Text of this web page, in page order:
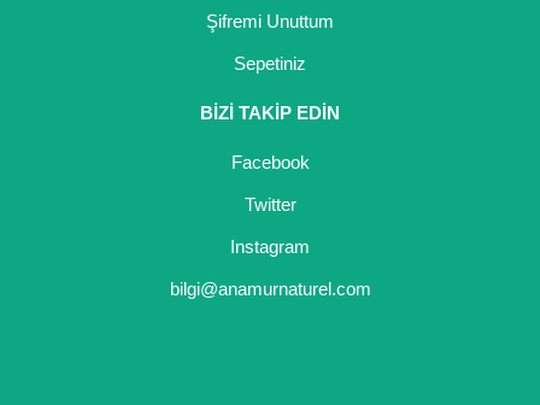
Şifremi Unuttum
Sepetiniz
BİZİ TAKİP EDİN
Facebook
Twitter
Instagram
bilgi@anamurnaturel.com